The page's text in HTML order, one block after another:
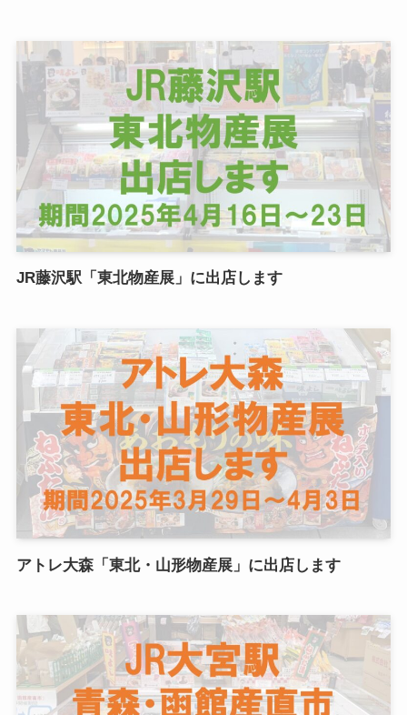
JR藤沢駅「東北物産展」に出店します
アトレ大森「東北・山形物産展」に出店します